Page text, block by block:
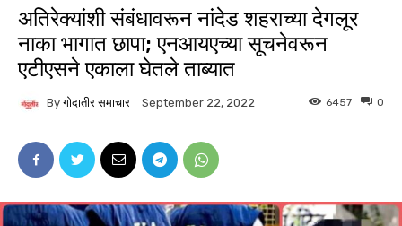
अतिरेक्यांशी संबंधावरून नांदेड शहराच्या देगलूर
नाका भागात छापा; एनआयएच्या सूचनेवरून
एटीएसने एकाला घेतले ताब्यात
By गोदातीर समाचार September 22, 2022 0
6457